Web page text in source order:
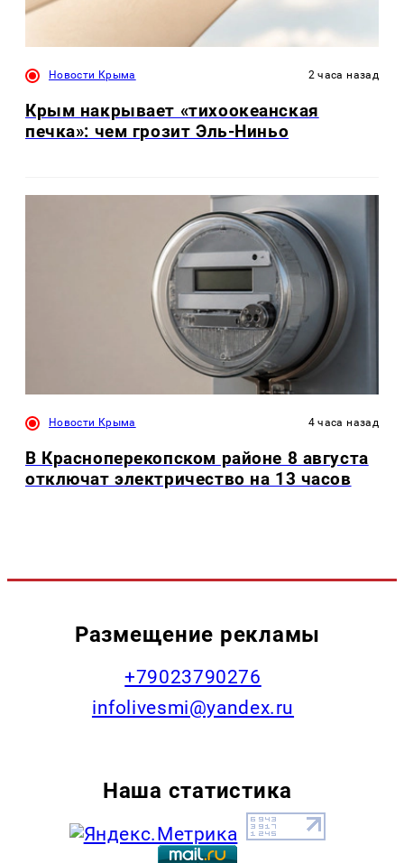
Новости Крыма 2 часа назад
Крым накрывает «тихоокеанская
печка»: чем грозит Эль-Ниньо
Новости Крыма 4 часа назад
В Красноперекопском районе 8 августа
отключат электричество на 13 часов
Размещение рекламы
+79023790276
infolivesmi@yandex.ru
Наша статистика